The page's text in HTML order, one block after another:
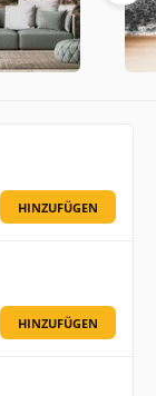
HINZUFÜGEN
HINZUFÜGEN